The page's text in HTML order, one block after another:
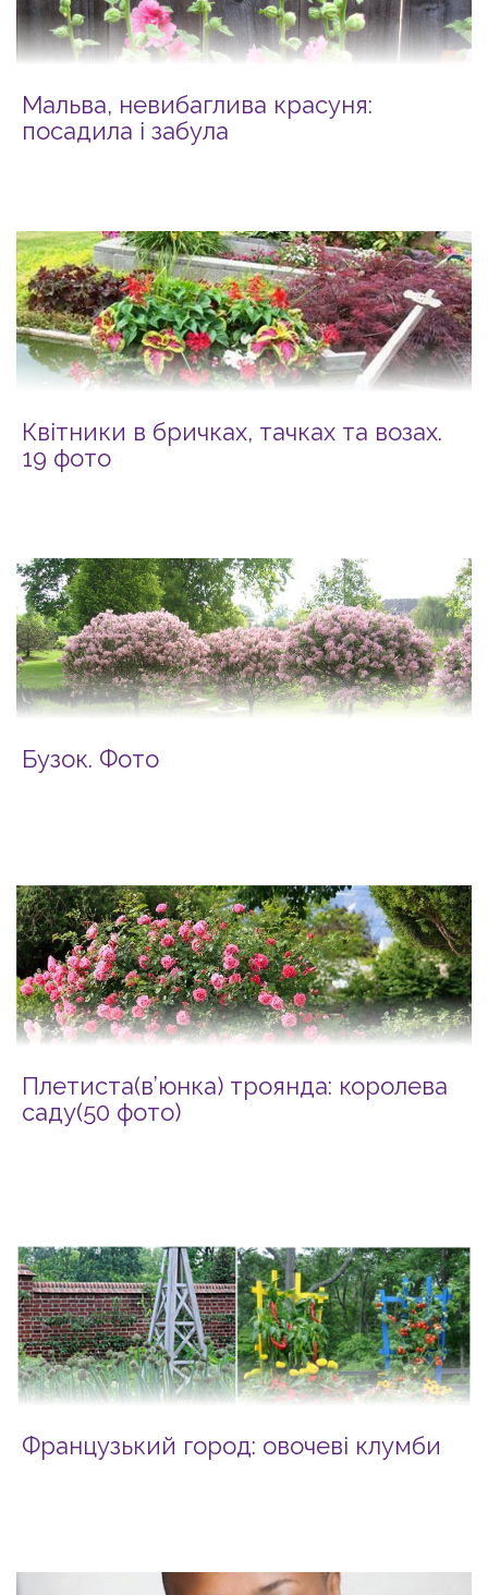
Мальва, невибаглива красуня:
посадила і забула
Квітники в бричках, тачках та возах.
19 фото
Бузок. Фото
Плетиста(в’юнка) троянда: королева
саду(50 фото)
Французький город: овочеві клумби